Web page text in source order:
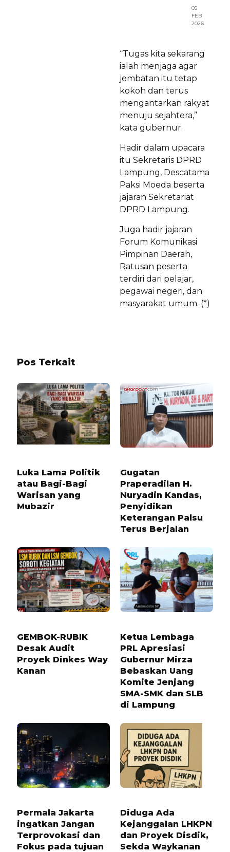
05
FEB
2026
“Tugas kita sekarang
ialah menjaga agar
jembatan itu tetap
kokoh dan terus
mengantarkan rakyat
menuju sejahtera,”
kata gubernur.
Hadir dalam upacara
itu Sekretaris DPRD
Lampung, Descatama
Paksi Moeda beserta
jajaran Sekretariat
DPRD Lampung.
Juga hadir jajaran
Forum Komunikasi
Pimpinan Daerah,
Ratusan peserta
terdiri dari pelajar,
pegawai negeri, dan
masyarakat umum. (*)
Pos Terkait
Luka Lama Politik
atau Bagi-Bagi
Warisan yang
Mubazir
Gugatan
Praperadilan H.
Nuryadin Kandas,
Penyidikan
Keterangan Palsu
Terus Berjalan
GEMBOK-RUBIK
Desak Audit
Proyek Dinkes Way
Kanan
Ketua Lembaga
PRL Apresiasi
Gubernur Mirza
Bebaskan Uang
Komite Jenjang
SMA-SMK dan SLB
di Lampung
Permala Jakarta
ingatkan Jangan
Terprovokasi dan
Fokus pada tujuan
Diduga Ada
Kejanggalan LHKPN
dan Proyek Disdik,
Sekda Waykanan